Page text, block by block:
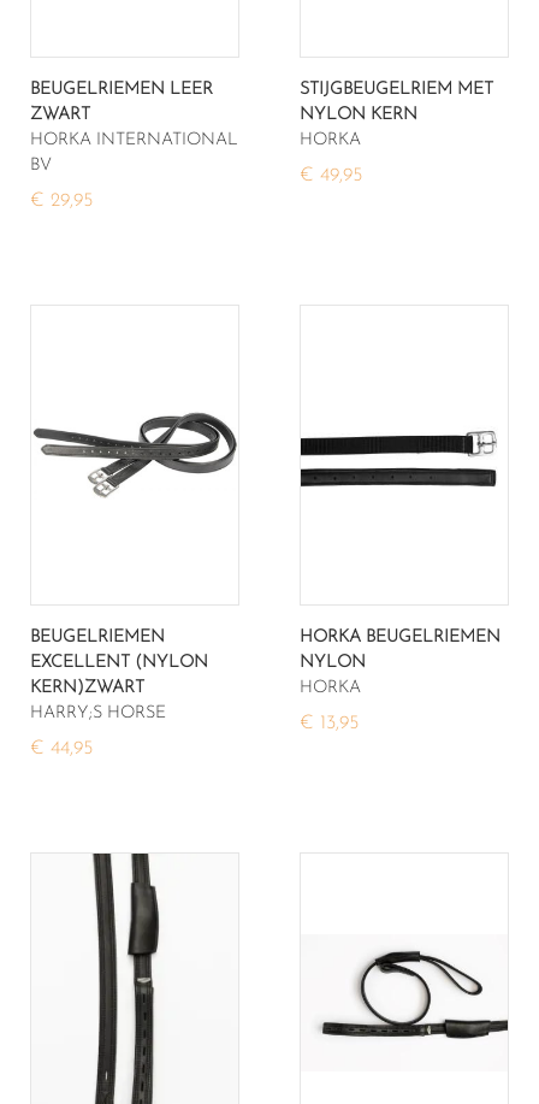
BEUGELRIEMEN LEER
ZWART
HORKA INTERNATIONAL
BV
€ 29,95
STIJGBEUGELRIEM MET
NYLON KERN
HORKA
€ 49,95
BEUGELRIEMEN
EXCELLENT (NYLON
KERN)ZWART
HARRY;S HORSE
€ 44,95
HORKA BEUGELRIEMEN
NYLON
HORKA
€ 13,95